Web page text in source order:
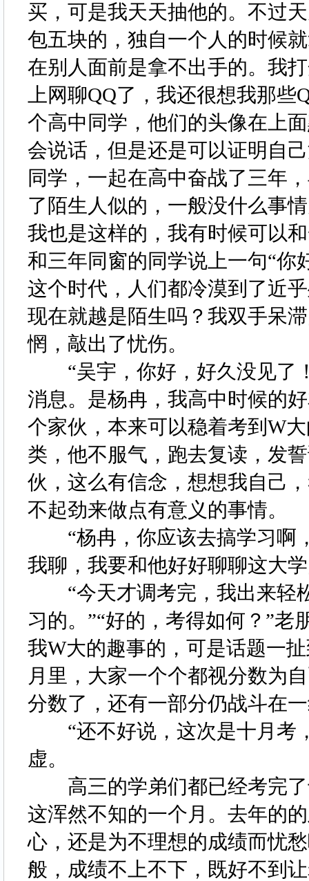
买，可是我天天抽他的。不过
包五块的，独自一个人的时候
在别人面前是拿不出手的。我
上网聊QQ了，我还很想我那
个高中同学，他们的头像在上
会说话，但是还是可以证明自
同学，一起在高中奋战了三年
了陌生人似的，一般没什么事
我也是这样的，我有时候可以
和三年同窗的同学说上一句“你
这个时代，人们都冷漠到了近
现在就越是陌生吗？我双手呆
惘，敲出了忧伤。
“吴宇，你好，好久没见了！
消息。是杨冉，我高中时候的
个家伙，本来可以稳着考到W
类，他不服气，跑去复读，发
伙，这么有信念，想想我自己
不起劲来做点有意义的事情。
“杨冉，你应该去搞学习啊
我聊，我要和他好好聊聊这大
“今天才调考完，我出来轻
习的。”“好的，考得如何？”
我W大的趣事的，可是话题一
月里，大家一个个都视分数为
分数了，还有一部分仍战斗在
“还不好说，这次是十月考
虚。
高三的学弟们都已经考完了
这浑然不知的一个月。去年的
心，还是为不理想的成绩而忧
般，成绩不上不下，既好不到